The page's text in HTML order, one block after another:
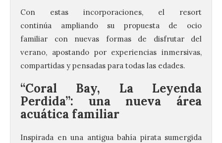
Con estas incorporaciones, el resort
continúa ampliando su propuesta de ocio
familiar con nuevas formas de disfrutar del
verano, apostando por experiencias inmersivas,
compartidas y pensadas para todas las edades.
“Coral Bay, La Leyenda
Perdida”: una nueva área
acuática familiar
Inspirada en una antigua bahía pirata sumergida